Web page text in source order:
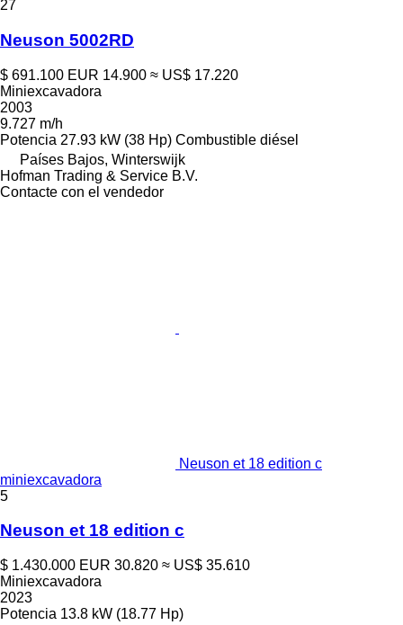
27
Neuson 5002RD
$ 691.100 EUR 14.900 ≈ US$ 17.220
Miniexcavadora
2003
9.727 m/h
Potencia 27.93 kW (38 Hp) Combustible diésel
Países Bajos, Winterswijk
Hofman Trading & Service B.V.
Contacte con el vendedor
Neuson et 18 edition c
miniexcavadora
5
Neuson et 18 edition c
$ 1.430.000 EUR 30.820 ≈ US$ 35.610
Miniexcavadora
2023
Potencia 13.8 kW (18.77 Hp)